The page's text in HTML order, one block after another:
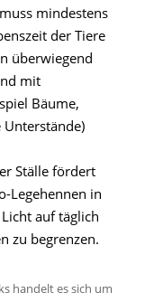
mindestens
der Tiere
überwiegend
mit
Bäume,
Ställe fördert
Legehennen in
auf täglich
zu begrenzen.
handelt es sich um